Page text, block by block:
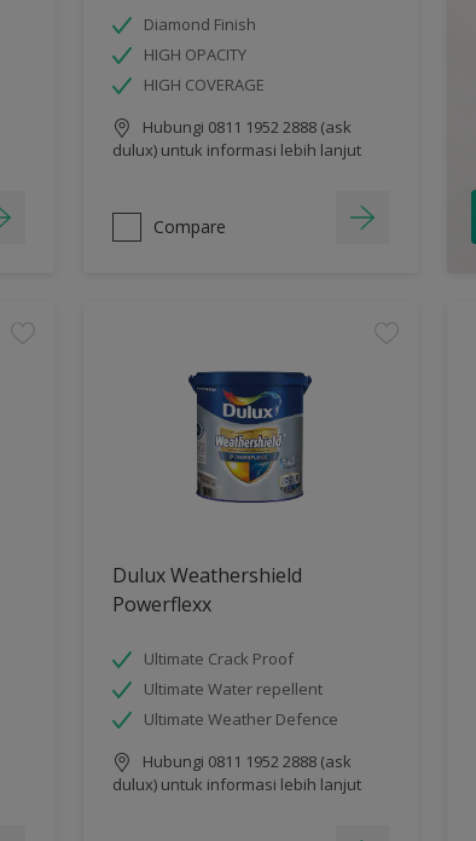
Diamond Finish
HIGH OPACITY
HIGH COVERAGE
Hubungi 0811 1952 2888 (ask
dulux) untuk informasi lebih lanjut
Compare
Dulux Weathershield
Powerflexx
Ultimate Crack Proof
Ultimate Water repellent
Ultimate Weather Defence
Hubungi 0811 1952 2888 (ask
dulux) untuk informasi lebih lanjut